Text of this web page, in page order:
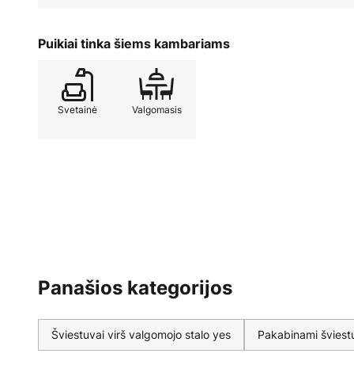
Puikiai tinka šiems kambariams
Svetainė Valgomasis
Panašios kategorijos
Šviestuvai virš valgomojo stalo yes Pakabinami